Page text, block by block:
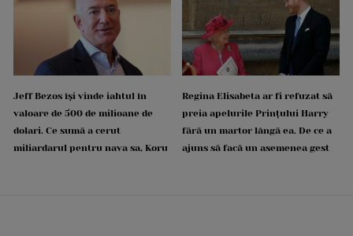
Jeff Bezos își vinde iahtul în
valoare de 500 de milioane de
dolari. Ce sumă a cerut
miliardarul pentru nava sa, Koru
Regina Elisabeta ar fi refuzat să
preia apelurile Prințului Harry
fără un martor lângă ea. De ce a
ajuns să facă un asemenea gest